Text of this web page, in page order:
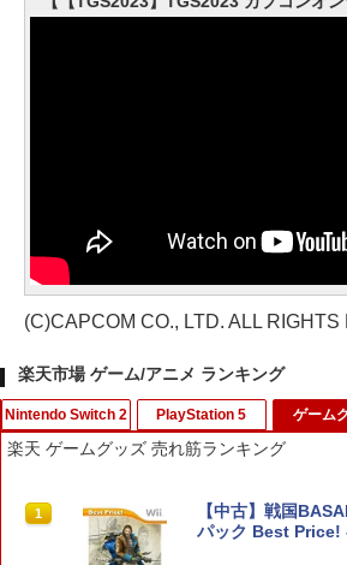
(C)CAPCOM CO., LTD. ALL
楽天市場 ゲーム/アニメ ランキング
Nintendo Switch 2
1
任天堂 【Switch2
オブ ザ ワイルド
PlayStation 5
1
【SONYライセン
ワイヤレスコント
ゲーム
楽天 ゲームグッズ 売れ筋ランキング
1
【中古】戦国
パック Best Price!